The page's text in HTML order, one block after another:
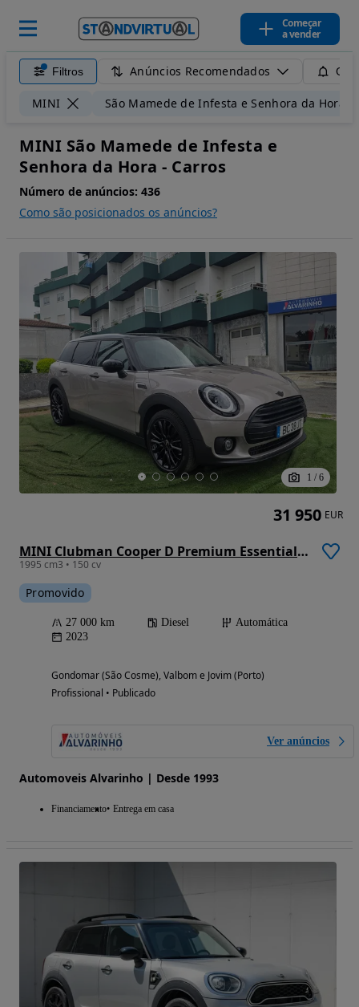
Começar
a vender
Filtros Anúncios Recomendados
MINI São Mamede de Infesta e Senhora da Hora
MINI São Mamede de Infesta e
Senhora da Hora - Carros
Número de anúncios: 436
Como são posicionados os anúncios?
1 / 6
MINI Clubman Cooper D Premium Essential Auto
1995 cm3 • 150 cv
Promovido
27 000 km Diesel
Automática
2023
Gondomar (São Cosme), Valbom e Jovim (Porto)
Profissional • Publicado
Ver anúncios
Automoveis Alvarinho | Desde 1993
Financiamento Entrega em casa
31 950 EUR